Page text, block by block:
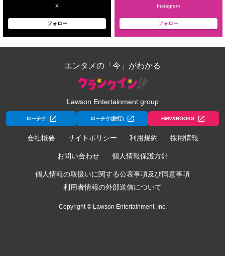
X
フォロー
Instagram
フォロー
エンタメの「今」がわかる
Lawson Entertainment group
ローチケ ローチケ[旅行] HMV&BOOKS
会社概要 サイトポリシー 利用規約 採用情報
お問い合わせ 個人情報保護方針
個人情報の取扱いに関する公表事項及び同意事項
利用者情報の外部送信について
Copyright © Lawson Entertainment, Inc.